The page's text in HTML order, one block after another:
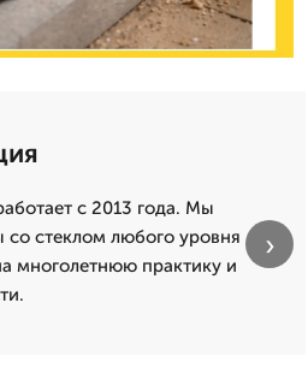
с 2013 года. Мы
стеклом любого уровня
многолетнюю практику и
›